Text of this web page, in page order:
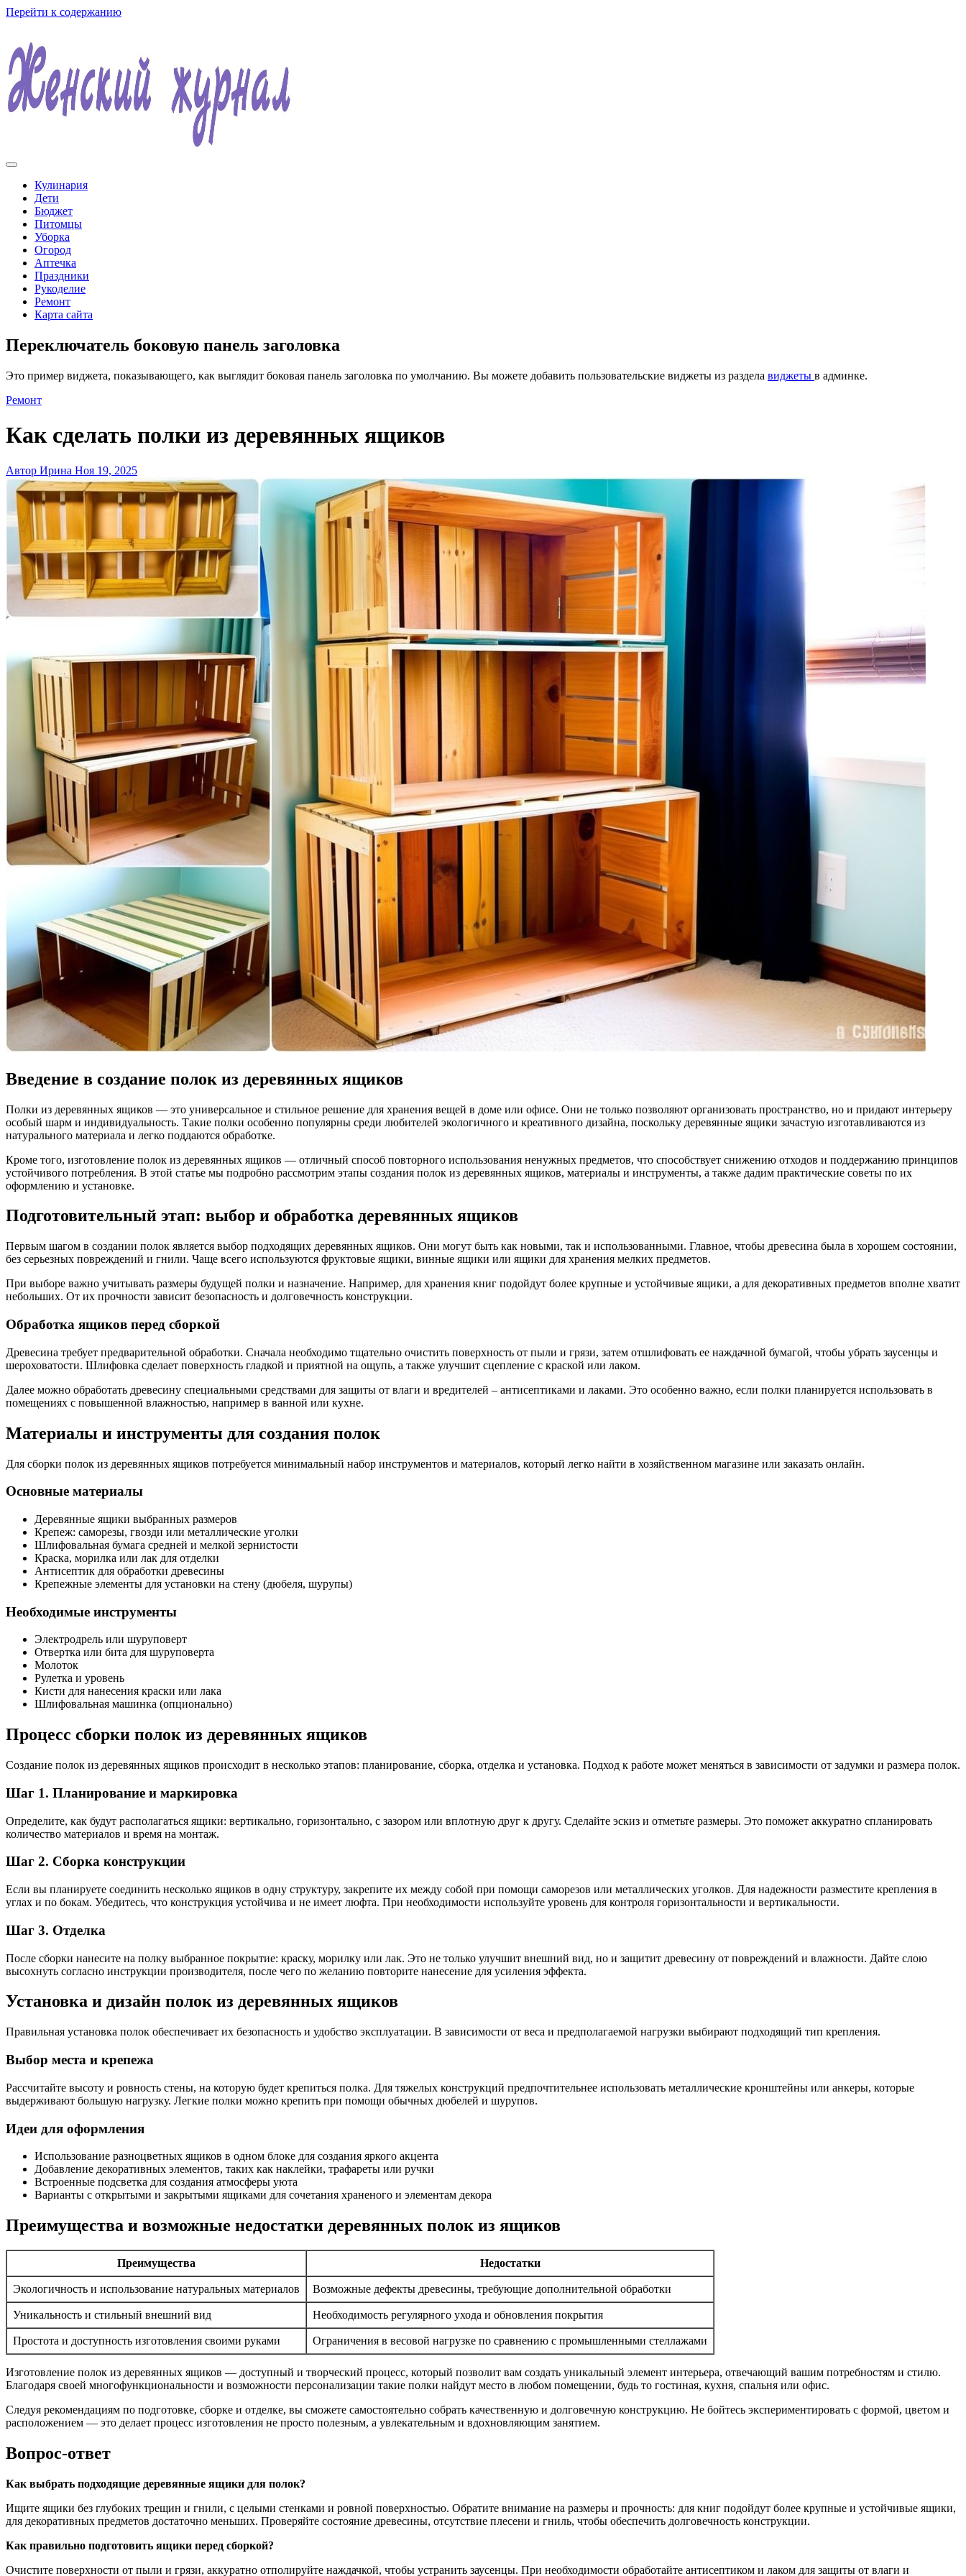
Перейти к содержанию
Женский журнал
Кулинария
Дети
Бюджет
Питомцы
Уборка
Огород
Аптечка
Праздники
Рукоделие
Ремонт
Карта сайта
Переключатель боковую панель заголовка
Это пример виджета, показывающего, как выглядит боковая панель заголовка по умолчанию. Вы можете добавить пользовательские виджеты из раздела виджеты в админке.
Ремонт
Как сделать полки из деревянных ящиков
Автор Ирина Ноя 19, 2025
Введение в создание полок из деревянных ящиков
Полки из деревянных ящиков — это универсальное и стильное решение для хранения вещей в доме или офисе. Они не только позволяют организовать пространство, но и придают интерьеру
особый шарм и индивидуальность. Такие полки особенно популярны среди любителей экологичного и креативного дизайна, поскольку деревянные ящики зачастую изготавливаются из
натурального материала и легко поддаются обработке.
Кроме того, изготовление полок из деревянных ящиков — отличный способ повторного использования ненужных предметов, что способствует снижению отходов и поддержанию принципов
устойчивого потребления. В этой статье мы подробно рассмотрим этапы создания полок из деревянных ящиков, материалы и инструменты, а также дадим практические советы по их
оформлению и установке.
Подготовительный этап: выбор и обработка деревянных ящиков
Первым шагом в создании полок является выбор подходящих деревянных ящиков. Они могут быть как новыми, так и использованными. Главное, чтобы древесина была в хорошем состоянии,
без серьезных повреждений и гнили. Чаще всего используются фруктовые ящики, винные ящики или ящики для хранения мелких предметов.
При выборе важно учитывать размеры будущей полки и назначение. Например, для хранения книг подойдут более крупные и устойчивые ящики, а для декоративных предметов вполне хватит
небольших. От их прочности зависит безопасность и долговечность конструкции.
Обработка ящиков перед сборкой
Древесина требует предварительной обработки. Сначала необходимо тщательно очистить поверхность от пыли и грязи, затем отшлифовать ее наждачной бумагой, чтобы убрать заусенцы и
шероховатости. Шлифовка сделает поверхность гладкой и приятной на ощупь, а также улучшит сцепление с краской или лаком.
Далее можно обработать древесину специальными средствами для защиты от влаги и вредителей – антисептиками и лаками. Это особенно важно, если полки планируется использовать в
помещениях с повышенной влажностью, например в ванной или кухне.
Материалы и инструменты для создания полок
Для сборки полок из деревянных ящиков потребуется минимальный набор инструментов и материалов, который легко найти в хозяйственном магазине или заказать онлайн.
Основные материалы
Деревянные ящики выбранных размеров
Крепеж: саморезы, гвозди или металлические уголки
Шлифовальная бумага средней и мелкой зернистости
Краска, морилка или лак для отделки
Антисептик для обработки древесины
Крепежные элементы для установки на стену (дюбеля, шурупы)
Необходимые инструменты
Электродрель или шуруповерт
Отвертка или бита для шуруповерта
Молоток
Рулетка и уровень
Кисти для нанесения краски или лака
Шлифовальная машинка (опционально)
Процесс сборки полок из деревянных ящиков
Создание полок из деревянных ящиков происходит в несколько этапов: планирование, сборка, отделка и установка. Подход к работе может меняться в зависимости от задумки и размера полок.
Шаг 1. Планирование и маркировка
Определите, как будут располагаться ящики: вертикально, горизонтально, с зазором или вплотную друг к другу. Сделайте эскиз и отметьте размеры. Это поможет аккуратно спланировать
количество материалов и время на монтаж.
Шаг 2. Сборка конструкции
Если вы планируете соединить несколько ящиков в одну структуру, закрепите их между собой при помощи саморезов или металлических уголков. Для надежности разместите крепления в
углах и по бокам. Убедитесь, что конструкция устойчива и не имеет люфта. При необходимости используйте уровень для контроля горизонтальности и вертикальности.
Шаг 3. Отделка
После сборки нанесите на полку выбранное покрытие: краску, морилку или лак. Это не только улучшит внешний вид, но и защитит древесину от повреждений и влажности. Дайте слою
высохнуть согласно инструкции производителя, после чего по желанию повторите нанесение для усиления эффекта.
Установка и дизайн полок из деревянных ящиков
Правильная установка полок обеспечивает их безопасность и удобство эксплуатации. В зависимости от веса и предполагаемой нагрузки выбирают подходящий тип крепления.
Выбор места и крепежа
Рассчитайте высоту и ровность стены, на которую будет крепиться полка. Для тяжелых конструкций предпочтительнее использовать металлические кронштейны или анкеры, которые
выдерживают большую нагрузку. Легкие полки можно крепить при помощи обычных дюбелей и шурупов.
Идеи для оформления
Использование разноцветных ящиков в одном блоке для создания яркого акцента
Добавление декоративных элементов, таких как наклейки, трафареты или ручки
Встроенные подсветка для создания атмосферы уюта
Варианты с открытыми и закрытыми ящиками для сочетания храненого и элементам декора
Преимущества и возможные недостатки деревянных полок из ящиков
Преимущества Недостатки
Экологичность и использование натуральных материалов Возможные дефекты древесины, требующие дополнительной обработки
Уникальность и стильный внешний вид Необходимость регулярного ухода и обновления покрытия
Простота и доступность изготовления своими руками Ограничения в весовой нагрузке по сравнению с промышленными стеллажами
Изготовление полок из деревянных ящиков — доступный и творческий процесс, который позволит вам создать уникальный элемент интерьера, отвечающий вашим потребностям и стилю.
Благодаря своей многофункциональности и возможности персонализации такие полки найдут место в любом помещении, будь то гостиная, кухня, спальня или офис.
Следуя рекомендациям по подготовке, сборке и отделке, вы сможете самостоятельно собрать качественную и долговечную конструкцию. Не бойтесь экспериментировать с формой, цветом и
расположением — это делает процесс изготовления не просто полезным, а увлекательным и вдохновляющим занятием.
Вопрос-ответ
Как выбрать подходящие деревянные ящики для полок?
Ищите ящики без глубоких трещин и гнили, с целыми стенками и ровной поверхностью. Обратите внимание на размеры и прочность: для книг подойдут более крупные и устойчивые ящики,
для декоративных предметов достаточно меньших. Проверяйте состояние древесины, отсутствие плесени и гниль, чтобы обеспечить долговечность конструкции.
Как правильно подготовить ящики перед сборкой?
Очистите поверхности от пыли и грязи, аккуратно отполируйте наждачкой, чтобы устранить заусенцы. При необходимости обработайте антисептиком и лаком для защиты от влаги и